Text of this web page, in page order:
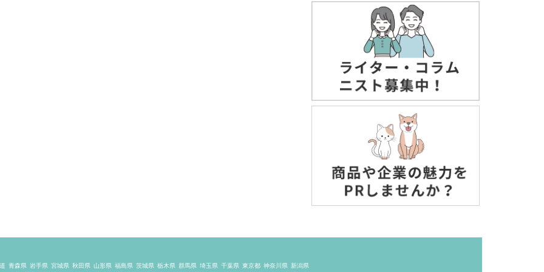
青森県 岩手県 宮城県 秋田県 山形県 福島県 茨城県 栃木県 群馬県 埼玉県 千葉県 東京都 神奈川県 新潟県